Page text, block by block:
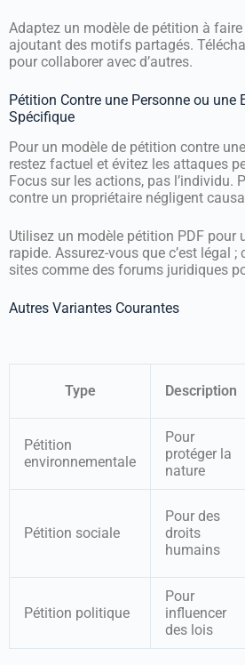
Adaptez un modèle de pétition à faire
ajoutant des motifs partagés.
pour collaborer avec d’autres.
Pétition Contre une Personne ou une
Spécifique
Pour un modèle de pétition contre
restez factuel et évitez les attaques
Focus sur les actions, pas l’individu.
contre un propriétaire négligent
Utilisez un modèle pétition PDF pour
rapide. Assurez-vous que c’est légal ;
sites comme des forums juridiques
Autres Variantes Courantes
Type Description
Pétition
environnementale
Pour
protéger la
nature
Pétition sociale
Pour des
droits
humains
Pétition politique
Pour
influencer
des lois